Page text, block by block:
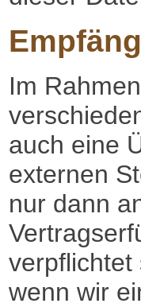
Im
auch eine
externen
nur dann
verpflichtet
wenn wir